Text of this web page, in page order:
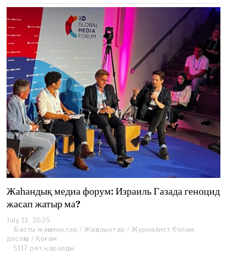
Жаһандық медиа форум: Израиль Газада геноцид
жасап жатыр ма?
July 12, 2025
u
l
y
Басты жаңалықтар / Жаңалықтар / Журналист болам
десеңіз / Қоғам
5117 рет қаралды